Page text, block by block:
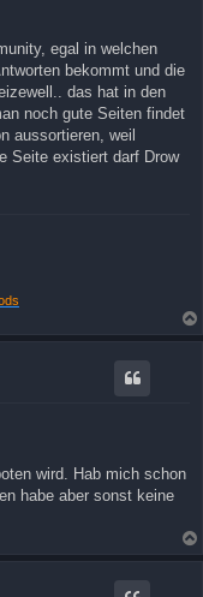
egal in welchen
bekommt und die
das hat in den
noch gute Seiten findet
aussortieren, weil
Seite existiert darf Drow
wird. Hab mich schon
habe aber sonst keine